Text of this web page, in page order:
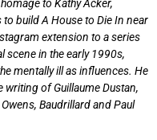
to Kathy Acker,
to build A House to Die In near
extension to a series
scene in the early 1990s,
mentally ill as influences. He
of Guillaume Dustan,
Baudrillard and Paul